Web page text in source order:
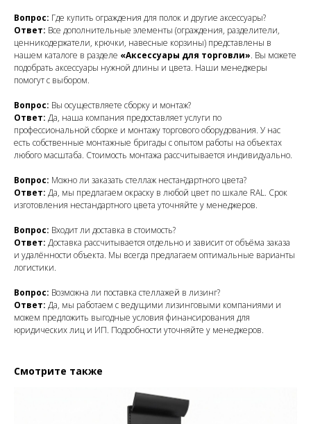
Вопрос: Где купить ограждения для полок и другие аксессуары?
Ответ: Все дополнительные элементы (ограждения, разделители,
ценникодержатели, крючки, навесные корзины) представлены в
нашем каталоге в разделе «Аксессуары для торговли». Вы можете
подобрать аксессуары нужной длины и цвета. Наши менеджеры
помогут с выбором.
Вопрос: Вы осуществляете сборку и монтаж?
Ответ: Да, наша компания предоставляет услуги по
профессиональной сборке и монтажу торгового оборудования. У нас
есть собственные монтажные бригады с опытом работы на объектах
любого масштаба. Стоимость монтажа рассчитывается индивидуально.
Вопрос: Можно ли заказать стеллаж нестандартного цвета?
Ответ: Да, мы предлагаем окраску в любой цвет по шкале RAL. Срок
изготовления нестандартного цвета уточняйте у менеджеров.
Вопрос: Входит ли доставка в стоимость?
Ответ: Доставка рассчитывается отдельно и зависит от объёма заказа
и удалённости объекта. Мы всегда предлагаем оптимальные варианты
логистики.
Вопрос: Возможна ли поставка стеллажей в лизинг?
Ответ: Да, мы работаем с ведущими лизинговыми компаниями и
можем предложить выгодные условия финансирования для
юридических лиц и ИП. Подробности уточняйте у менеджеров.
Смотрите также